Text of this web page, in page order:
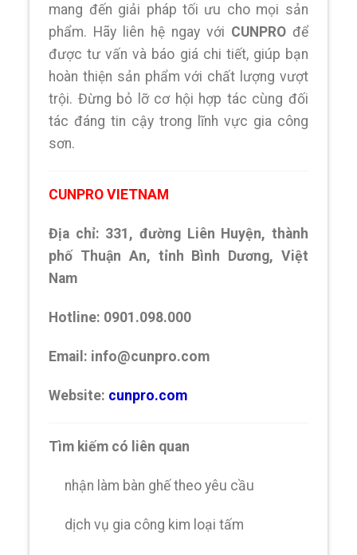
mang đến giải pháp tối ưu cho mọi sản
phẩm. Hãy liên hệ ngay với CUNPROđể
được tư vấn và báo giá chi tiết, giúp bạn
hoàn thiện sản phẩm với chất lượng vượt
trội. Đừng bỏ lỡ cơ hội hợp tác cùng đối
tác đáng tin cậy trong lĩnh vực gia công
sơn.
CUNPRO VIETNAM
Địa chỉ: 331, đường Liên Huyện, thành
phố Thuận An, tỉnh Bình Dương, Việt
Nam
Hotline: 0901.098.000
Email: info@cunpro.com
Website: cunpro.com
Tìm kiếm có liên quan
nhận làm bàn ghế theo yêu cầu
dịch vụ gia công kim loại tấm